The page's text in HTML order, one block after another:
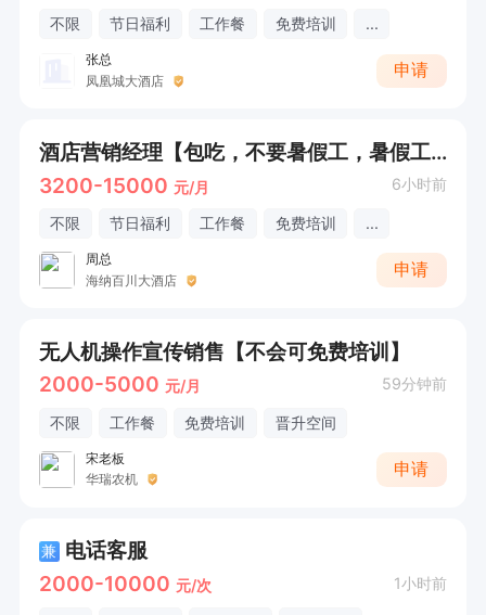
不限 节日福利 工作餐 免费培训 ...
张总
凤凰城大酒店
申请
酒店营销经理【包吃，不要暑假工，暑假工勿扰】
3200-15000 元/月 6小时前
不限 节日福利 工作餐 免费培训 ...
周总
海纳百川大酒店
申请
无人机操作宣传销售【不会可免费培训】
2000-5000 元/月 59分钟前
不限 工作餐 免费培训 晋升空间
宋老板
华瑞农机
申请
兼 电话客服
2000-10000 元/次 1小时前